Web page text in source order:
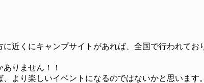
近くにキャンプサイトがあれば、全国で行われて
りません！！
より楽しいイベントになるのではないかと思います。